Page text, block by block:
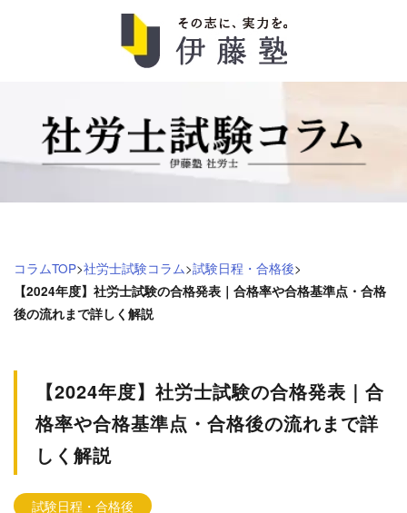
コ
コラムTOP>社労士試験コラム>試験日程・合格後>
【2024年度】社労士試験の合格発表｜合格率や合格基準点・合格
後の流れまで詳しく解説
【2024年度】社労士試験の合格発表｜合
格率や合格基準点・合格後の流れまで詳
しく解説
試験日程・合格後